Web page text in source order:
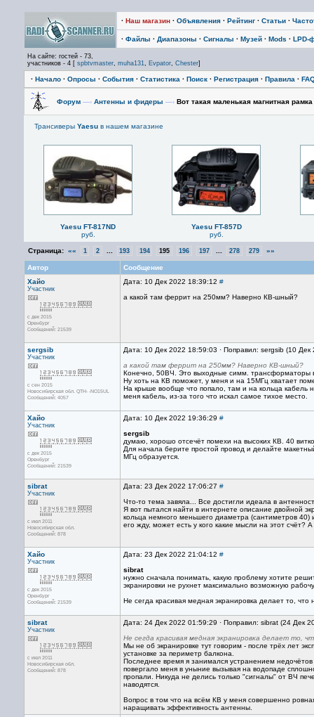
· Наш магазин · Объявления · Рейтинг · Статьи ·
· Файлы · Диапазоны · Сигналы · Музей · Mods · LPD-
На сайте: гостей - 73,
участников - 4 [ spbtvmaster, muha131, Evpator, Chester]
· Начало · Опросы · События · Статистика · Поиск · Регистрация · Правила ·
Форум —› Антенны и фидеры —› Вот такая маленькая магнитная рамка
Трансиверы Yaesu в нашем магазине
Yaesu FT-817ND
руб.
Yaesu FT-857D
руб.
Страница: «« 1 2 193 194 195 196 197 278 279 »»
Автор
Сообщение
Хайо
Участник
с дек 2015
Оренбург
Сообщений: 21539
Дата: 10 Дек 2022 18:39:12 #
а какой там феррит на 250мм? Наверно КВ-шный?
sergsib
Участник
с сен 2015
Новосибирская обл. QTH- -NO15UL
Сообщений: 4057
Дата: 10 Дек 2022 18:59:03 · Поправил: sergsib (10
а какой там феррит на 250мм? Наверно КВ-шный?
Конечно, 50ВЧ. Это выходные симм. трансформаторы
Ну хоть на КВ поможет, у меня и на 15МГц хватает
На крыше вообще что попало, там и на кольца кабель
меня кабель, из-за того что искал самое тихое место.
Хайо
Участник
с дек 2015
Оренбург
Сообщений: 21539
Дата: 10 Дек 2022 19:36:29 #
sergsib
думаю, хорошо отсечёт помехи на высоких КВ. 40
Для начала берите простой провод и делайте
МГц образуется.
sibrat
Участник
с июл 2011
Новосибирская обл.
Сообщений: 878
Дата: 23 Дек 2022 17:06:27 #
Что-то тема завяла... Все достигли идеала в
Я вот пытался найти в интернете описание двойной
кольца немного меньшего диаметра (сантиметров 40)
его жду, может есть у кого какие мысли на этот счёт?
Хайо
Участник
с дек 2015
Оренбург
Сообщений: 21539
Дата: 23 Дек 2022 21:04:12 #
sibrat
нужно сначала понимать, какую проблему хотите
экранировки не рухнет максимально возможную
Не сегда красивая медная экранировка делает то,
sibrat
Участник
с июл 2011
Новосибирская обл.
Сообщений: 878
Дата: 24 Дек 2022 01:59:29 · Поправил: sibrat (24 Дек
Не сегда красивая медная экранировка делает то,
Мы не об экранировке тут говорим - после трёх лет
установке за периметр балкона.
Последнее время я занимался устранением
повергало меня в уныние вызывая на водопаде
пропали. Никуда не делись только "сигналы" от ВЧ
наводятся.
Вопрос в том что на всём КВ у меня совершенно
наращивать эффективность антенны.